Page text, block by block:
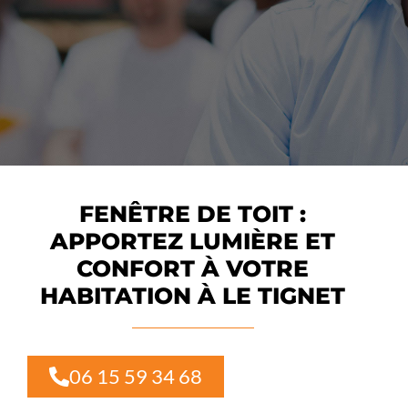
FENÊTRE DE TOIT :
APPORTEZ LUMIÈRE ET
CONFORT À VOTRE
HABITATION À LE TIGNET
06 15 59 34 68